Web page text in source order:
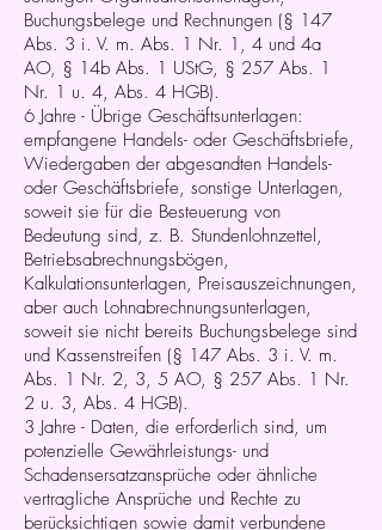
Buchungsbelege und Rechnungen (§ 147
Abs. 3 i. V. m. Abs. 1 Nr. 1, 4 und 4a
AO, § 14b Abs. 1 UStG, § 257 Abs. 1
Nr. 1 u. 4, Abs. 4 HGB).
6 Jahre - Übrige Geschäftsunterlagen:
empfangene Handels- oder Geschäftsbriefe,
Wiedergaben der abgesandten Handels-
oder Geschäftsbriefe, sonstige Unterlagen,
soweit sie für die Besteuerung von
Bedeutung sind, z. B. Stundenlohnzettel,
Betriebsabrechnungsbögen,
Kalkulationsunterlagen, Preisauszeichnungen,
aber auch Lohnabrechnungsunterlagen,
soweit sie nicht bereits Buchungsbelege sind
und Kassenstreifen (§ 147 Abs. 3 i. V. m.
Abs. 1 Nr. 2, 3, 5 AO, § 257 Abs. 1 Nr.
2 u. 3, Abs. 4 HGB).
3 Jahre - Daten, die erforderlich sind, um
potenzielle Gewährleistungs- und
Schadensersatzansprüche oder ähnliche
vertragliche Ansprüche und Rechte zu
berücksichtigen sowie damit verbundene